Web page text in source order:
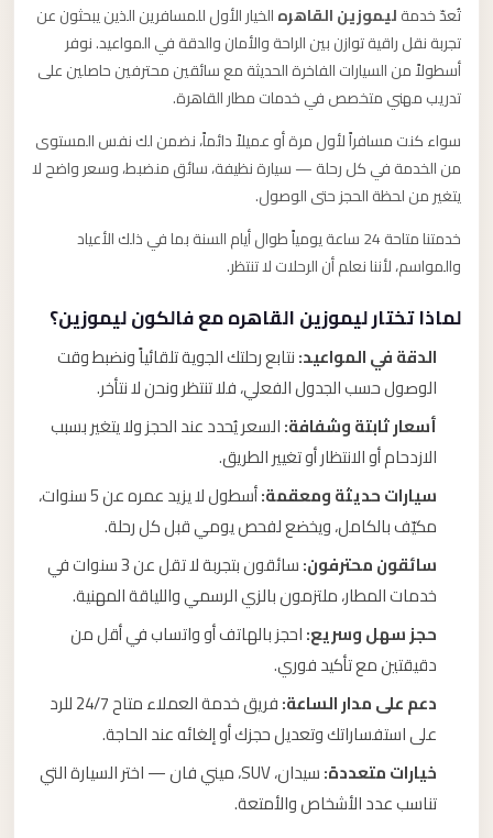
تُعدّ خدمةليموزين القاهرهالخيار الأول للمسافرين الذين يبحثون عن
تجربة نقل راقية توازن بين الراحة والأمان والدقة في المواعيد. نوفر
أسطولاً من السيارات الفاخرة الحديثة مع سائقين محترفين حاصلين على
تدريب مهني متخصص في خدمات مطار القاهرة.
سواء كنت مسافراً لأول مرة أو عميلاً دائماً، نضمن لك نفس المستوى
من الخدمة في كل رحلة — سيارة نظيفة، سائق منضبط، وسعر واضح لا
يتغير من لحظة الحجز حتى الوصول.
خدمتنا متاحة 24 ساعة يومياً طوال أيام السنة بما في ذلك الأعياد
والمواسم، لأننا نعلم أن الرحلات لا تنتظر.
لماذا تختار ليموزين القاهره مع فالكون ليموزين؟
الدقة في المواعيد:نتابع رحلتك الجوية تلقائياً ونضبط وقت
الوصول حسب الجدول الفعلي، فلا تنتظر ونحن لا نتأخر.
أسعار ثابتة وشفافة:السعر يُحدد عند الحجز ولا يتغير بسبب
الازدحام أو الانتظار أو تغيير الطريق.
سيارات حديثة ومعقمة:
أسطول لا يزيد عمره عن 5 سنوات،
مكيّف بالكامل، ويخضع لفحص يومي قبل كل رحلة.
سائقون محترفون:
سائقون بتجربة لا تقل عن 3 سنوات في
خدمات المطار، ملتزمون بالزي الرسمي واللياقة المهنية.
حجز سهل وسريع:احجز بالهاتف أو واتساب في أقل من
دقيقتين مع تأكيد فوري.
دعم على مدار الساعة:
فريق خدمة العملاء متاح 24/7 للرد
على استفساراتك وتعديل حجزك أو إلغائه عند الحاجة.
خيارات متعددة:
سيدان، SUV، ميني فان — اختر السيارة التي
تناسب عدد الأشخاص والأمتعة.